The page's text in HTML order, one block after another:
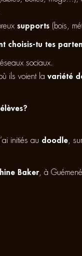
supports (bois,
choisis-tu tes
sociaux.
ils voient lavariété
initiés au doodle ,
Baker, à